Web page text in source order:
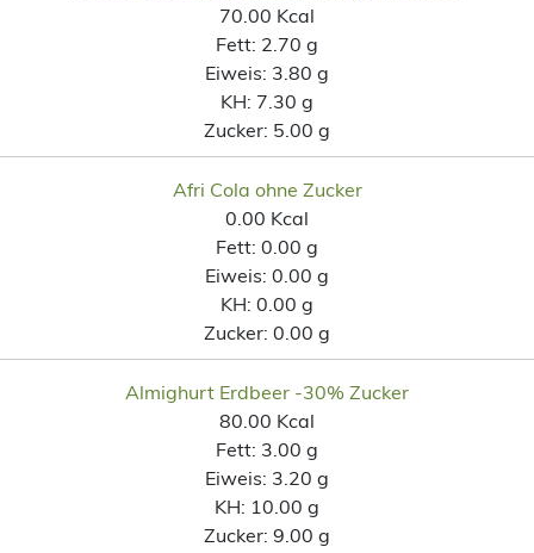
70.00 Kcal
Fett: 2.70 g
Eiweis: 3.80 g
KH: 7.30 g
Zucker: 5.00 g
Afri Cola ohne Zucker
0.00 Kcal
Fett: 0.00 g
Eiweis: 0.00 g
KH: 0.00 g
Zucker: 0.00 g
Almighurt Erdbeer -30% Zucker
80.00 Kcal
Fett: 3.00 g
Eiweis: 3.20 g
KH: 10.00 g
Zucker: 9.00 g